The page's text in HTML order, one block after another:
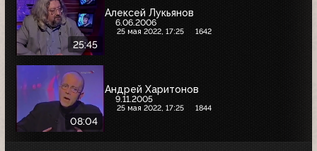
25:45
Алексей Лукьянов
6.06.2006
25 мая 2022, 17:25 1642
08:04
Андрей Харитонов
9.11.2005
25 мая 2022, 17:25 1844